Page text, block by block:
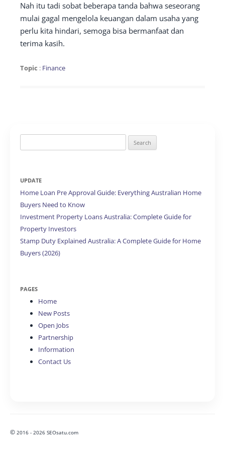
Nah itu tadi sobat beberapa tanda bahwa seseorang
mulai gagal mengelola keuangan dalam usaha yang
perlu kita hindari, semoga bisa bermanfaat dan
terima kasih.
Topic : Finance
for:
UPDATE
Home Loan Pre Approval Guide: Everything Australian Home
Buyers Need to Know
Investment Property Loans Australia: Complete Guide for
Property Investors
Stamp Duty Explained Australia: A Complete Guide for Home
Buyers (2026)
PAGES
Home
New Posts
Open Jobs
Partnership
Information
Contact Us
© 2016 - 2026 SEOsatu.com